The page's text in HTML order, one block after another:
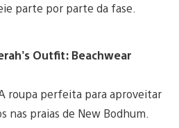
parte por parte da fase.
Outfit: Beachwear
roupa perfeita para aproveitar
nas praias de New Bodhum.